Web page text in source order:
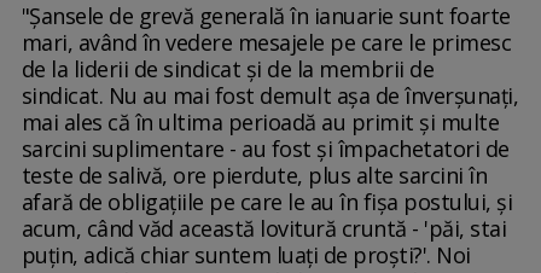
"Şansele de grevă generală în ianuarie sunt foarte
mari, având în vedere mesajele pe care le primesc
de la liderii de sindicat şi de la membrii de
sindicat. Nu au mai fost demult aşa de înverşunaţi,
mai ales că în ultima perioadă au primit şi multe
sarcini suplimentare - au fost şi împachetatori de
teste de salivă, ore pierdute, plus alte sarcini în
afară de obligaţiile pe care le au în fişa postului, şi
acum, când văd această lovitură cruntă - 'păi, stai
puţin, adică chiar suntem luaţi de proşti?'. Noi